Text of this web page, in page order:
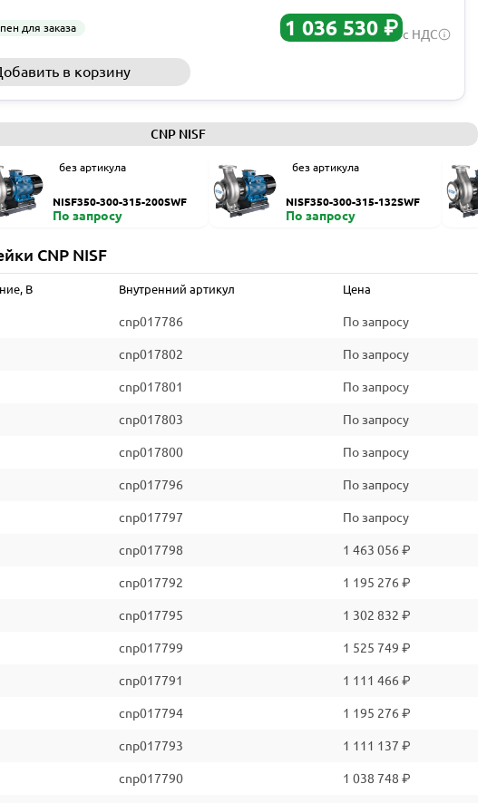
для заказа 1 036 530 ₽ с НДС
в корзину
CNP NISF
без артикула
NISF350-300-315-200SWF
По запросу
без артикула
NISF350-300-315-132SWF
По запросу
CNP NISF
В Внутренний артикул Цена
cnp017786 По запросу
cnp017802 По запросу
cnp017801 По запросу
cnp017803 По запросу
cnp017800 По запросу
cnp017796 По запросу
cnp017797 По запросу
cnp017798 1 463 056 ₽
cnp017792 1 195 276 ₽
cnp017795 1 302 832 ₽
cnp017799 1 525 749 ₽
cnp017791 1 111 466 ₽
cnp017794 1 195 276 ₽
cnp017793 1 111 137 ₽
cnp017790 1 038 748 ₽